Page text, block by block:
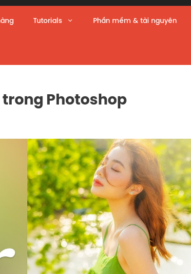
Tutorials Phần mềm & tài nguyên
Photoshop